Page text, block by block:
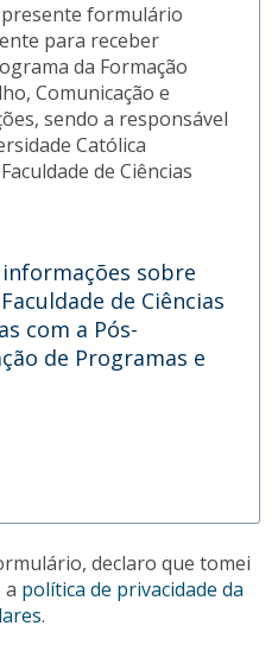
formulário
para receber
da Formação
Comunicação e
sendo a responsável
Católica
de Ciências
sobre
de Ciências
com a Pós-
de Programas e
declaro que tomei
a política de privacidade da
.